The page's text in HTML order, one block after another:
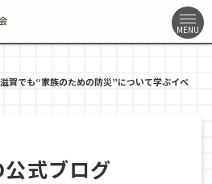
賀でも“家族のための防災”について学ぶイベ
式ブログ